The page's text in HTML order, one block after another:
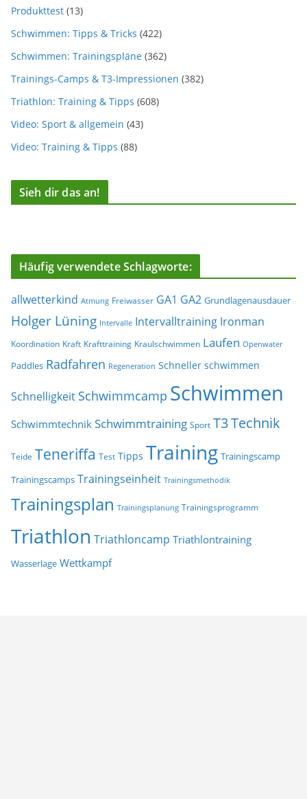
Produkttest (13)
Schwimmen: Tipps & Tricks (422)
Schwimmen: Trainingspläne (362)
Trainings-Camps & T3-Impressionen (382)
Triathlon: Training & Tipps (608)
Video: Sport & allgemein (43)
Video: Training & Tipps (88)
Sieh dir das an!
Häufig verwendete Schlagworte:
allwetterkind Atmung Freiwasser GA1 GA2 Grundlagenausdauer
Holger Lüning Intervalle Intervalltraining Ironman
Koordination Kraft Krafttraining Kraulschwimmen Laufen Openwater
Paddles Radfahren Regeneration Schneller schwimmen
Schnelligkeit Schwimmcamp Schwimmen
Schwimmtechnik Schwimmtraining Sport T3Technik
Teide Teneriffa Test Tipps Training Trainingscamp
Trainingscamps Trainingseinheit Trainingsmethodik
Trainingsplan Trainingsplanung Trainingsprogramm
Triathlon Triathloncamp Triathlontraining
Wasserlage Wettkampf